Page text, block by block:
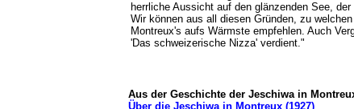
herrliche Aussicht auf den glänzenden See,
Wir können aus all diesen Gründen, zu
Montreux's aufs Wärmste empfehlen. Auch
'Das schweizerische Nizza' verdient."
Aus der Geschichte der Jeschiwa in
Über die Jeschiwa in Montreux (1927)